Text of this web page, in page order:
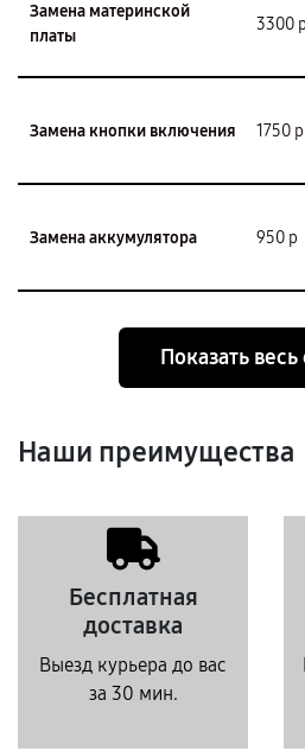
Замена материнской
платы
3300 р
Замена кнопки включения 1750 р
Замена аккумулятора 950 р
Показать
Наши преимущества
Бесплатная
доставка
Выезд курьера до вас
за 30 мин.